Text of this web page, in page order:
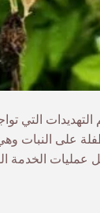
التهديدات التي
عمليات الخدمة